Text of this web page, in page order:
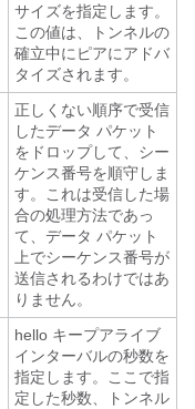
サイズを指定します。
この値は、トンネルの
確立中にピアにアドバ
タイズされます。
正しくない順序で受信
したデータ パケット
をドロップして、シー
ケンス番号を順守しま
す。これは受信した場
合の処理方法であっ
て、データ パケット
上でシーケンス番号が
送信されるわけではあ
りません。
hello キープアライブ
インターバルの秒数を
指定します。ここで指
定した秒数、トンネル